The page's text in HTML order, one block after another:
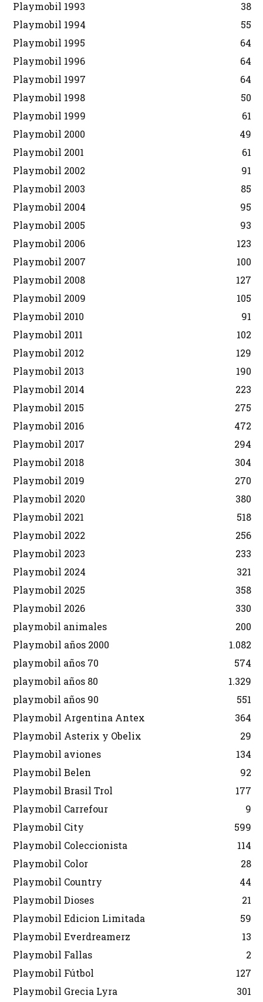
Playmobil 1993
38
Playmobil 1994
55
Playmobil 1995
64
Playmobil 1996
64
Playmobil 1997
64
Playmobil 1998
50
Playmobil 1999
61
Playmobil 2000
49
Playmobil 2001
61
Playmobil 2002
91
Playmobil 2003
85
Playmobil 2004
95
Playmobil 2005
93
Playmobil 2006
123
Playmobil 2007
100
Playmobil 2008
127
Playmobil 2009
105
Playmobil 2010
91
Playmobil 2011
102
Playmobil 2012
129
Playmobil 2013
190
Playmobil 2014
223
Playmobil 2015
275
Playmobil 2016
472
Playmobil 2017
294
Playmobil 2018
304
Playmobil 2019
270
Playmobil 2020
380
Playmobil 2021
518
Playmobil 2022
256
Playmobil 2023
233
Playmobil 2024
321
Playmobil 2025
358
Playmobil 2026
330
playmobil animales
200
Playmobil años 2000
1.082
playmobil años 70
574
playmobil años 80
1.329
playmobil años 90
551
Playmobil Argentina Antex
364
Playmobil Asterix y Obelix
29
Playmobil aviones
134
Playmobil Belen
92
Playmobil Brasil Trol
177
Playmobil Carrefour
9
Playmobil City
599
Playmobil Coleccionista
114
Playmobil Color
28
Playmobil Country
44
Playmobil Dioses
21
Playmobil Edicion Limitada
59
Playmobil Everdreamerz
13
Playmobil Fallas
2
Playmobil Fútbol
127
Playmobil Grecia Lyra
301